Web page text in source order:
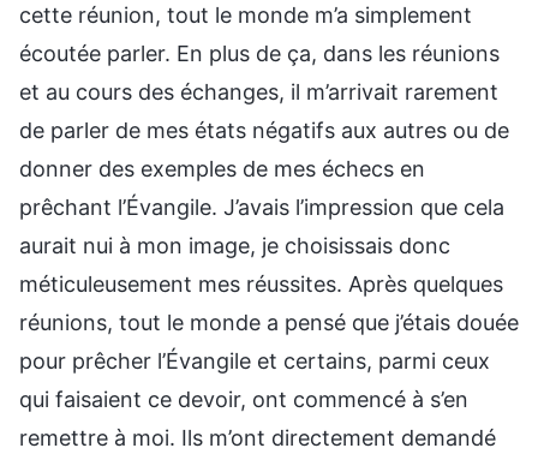
cette réunion, tout le monde m’a simplement
écoutée parler. En plus de ça, dans les réunions
et au cours des échanges, il m’arrivait rarement
de parler de mes états négatifs aux autres ou de
donner des exemples de mes échecs en
prêchant l’Évangile. J’avais l’impression que cela
aurait nui à mon image, je choisissais donc
méticuleusement mes réussites. Après quelques
réunions, tout le monde a pensé que j’étais douée
pour prêcher l’Évangile et certains, parmi ceux
qui faisaient ce devoir, ont commencé à s’en
remettre à moi. Ils m’ont directement demandé